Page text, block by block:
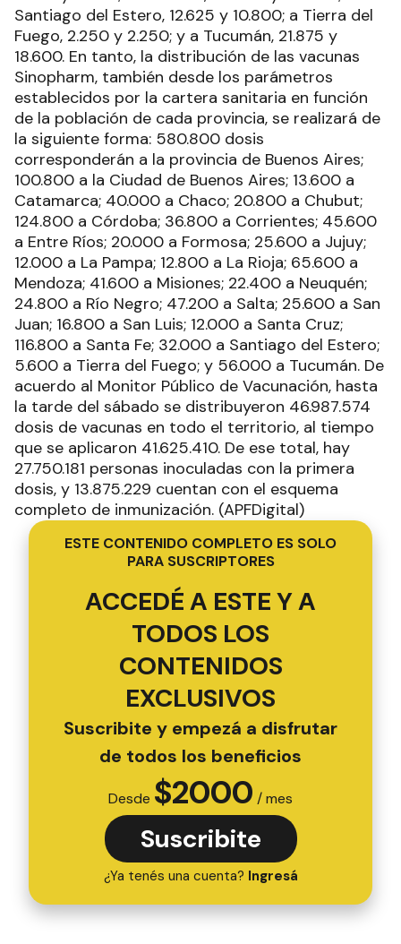
Santiago del Estero, 12.625 y 10.800; a Tierra del
Fuego, 2.250 y 2.250; y a Tucumán, 21.875 y
18.600. En tanto, la distribución de las vacunas
Sinopharm, también desde los parámetros
establecidos por la cartera sanitaria en función
de la población de cada provincia, se realizará de
la siguiente forma: 580.800 dosis
corresponderán a la provincia de Buenos Aires;
100.800 a la Ciudad de Buenos Aires; 13.600 a
Catamarca; 40.000 a Chaco; 20.800 a Chubut;
124.800 a Córdoba; 36.800 a Corrientes; 45.600
a Entre Ríos; 20.000 a Formosa; 25.600 a Jujuy;
12.000 a La Pampa; 12.800 a La Rioja; 65.600 a
Mendoza; 41.600 a Misiones; 22.400 a Neuquén;
24.800 a Río Negro; 47.200 a Salta; 25.600 a San
Juan; 16.800 a San Luis; 12.000 a Santa Cruz;
116.800 a Santa Fe; 32.000 a Santiago del Estero;
5.600 a Tierra del Fuego; y 56.000 a Tucumán. De
acuerdo al Monitor Público de Vacunación, hasta
la tarde del sábado se distribuyeron 46.987.574
dosis de vacunas en todo el territorio, al tiempo
que se aplicaron 41.625.410. De ese total, hay
27.750.181 personas inoculadas con la primera
dosis, y 13.875.229 cuentan con el esquema
completo de inmunización. (APFDigital)
ESTE CONTENIDO COMPLETO ES SOLO
PARA SUSCRIPTORES
ACCEDÉ A ESTE Y A
TODOS LOS
CONTENIDOS
EXCLUSIVOS
Suscribite y empezá a disfrutar
de todos los beneficios
Desde $2000 / mes
Suscribite
¿Ya tenés una cuenta? Ingresá